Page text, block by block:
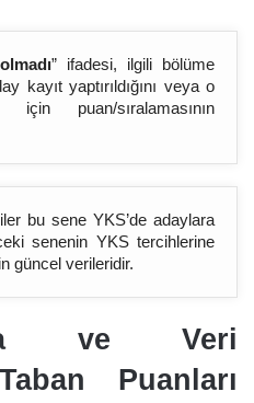
” ifadesi, ilgili bölüme
kayıt yaptırıldığını veya o
puan/sıralamasının
bu sene YKS’de adaylara
senenin YKS tercihlerine
güncel verileridir.
ve Veri
Puanları